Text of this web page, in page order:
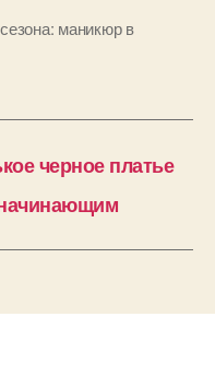
маникюр в
черное платье